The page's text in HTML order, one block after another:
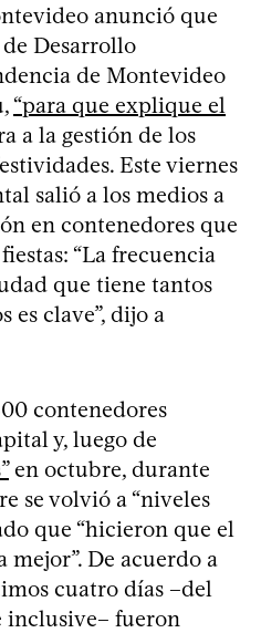
anunció que
Desarrollo
de Montevideo
“para que explique el
a la gestión de los
Este viernes
salió a los medios a
en contenedores que
“La frecuencia
que tiene tantos
es clave”, dijo a
contenedores
y, luego de
en octubre, durante
se volvió a “niveles
que “hicieron que el
mejor”. De acuerdo a
cuatro días –del
inclusive– fueron